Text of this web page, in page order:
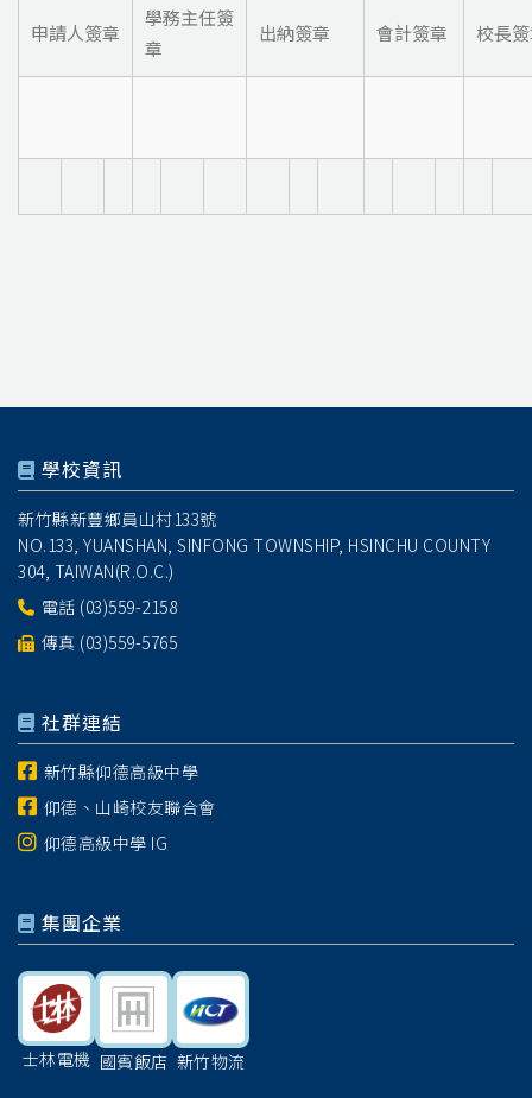
申請人簽章
學務主任簽
章
出納簽章 會計簽章 校長
學校資訊
新竹縣新豐鄉員山村133號
NO.133, YUANSHAN, SINFONG TOWNSHIP, HSINCHU COUNTY
304, TAIWAN(R.O.C.)
電話 (03)559-2158
傳真 (03)559-5765
社群連結
新竹縣仰德高級中學
仰德、山崎校友聯合會
仰德高級中學 IG
集團企業
士林電機 國賓飯店 新竹物流